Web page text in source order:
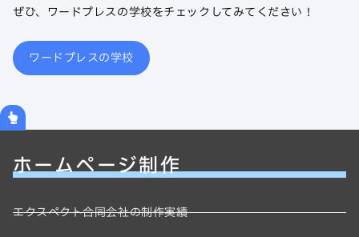
ぜひ、ワードプレスの学校をチェックしてみてください！
ワードプレスの学校
ホームページ制作
エクスペクト合同会社の制作実績